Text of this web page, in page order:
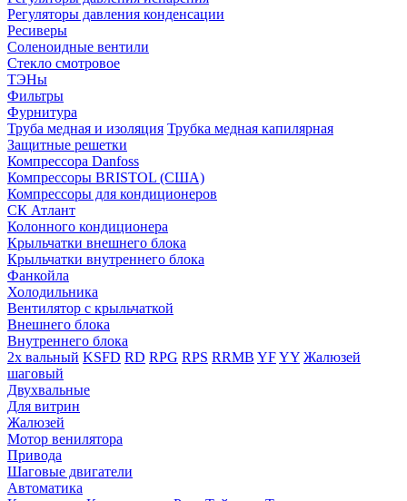
Регуляторы давления конденсации
Ресиверы
Соленоидные вентили
Стекло смотровое
ТЭНы
Фильтры
Фурнитура
Труба медная и изоляция Трубка медная капилярная
Защитные решетки
Компрессора Danfoss
Компрессоры BRISTOL (США)
Компрессоры для кондиционеров
СК Атлант
Колонного кондиционера
Крыльчатки внешнего блока
Крыльчатки внутреннего блока
Фанкойла
Холодильника
Вентилятор с крыльчаткой
Внешнего блока
Внутреннего блока
2х вальный KSFD RD RPG RPS RRMB YFYY Жалюзей
шаговый
Двухвальные
Для витрин
Жалюзей
Мотор венилятора
Привода
Шаговые двигатели
Автоматика